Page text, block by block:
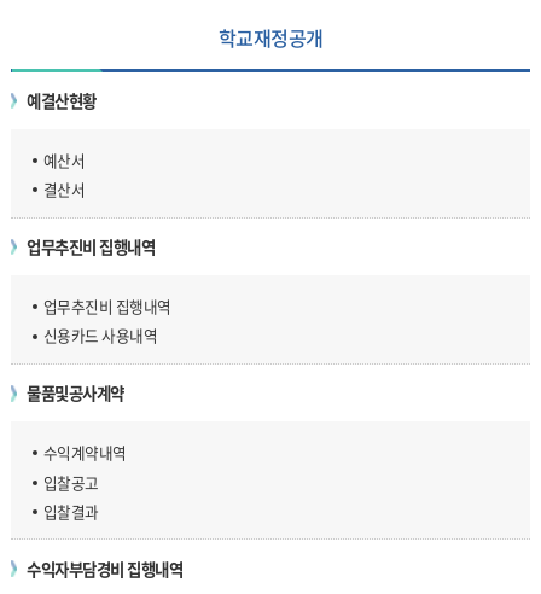
학교재정공개
예결산현황
예산서
결산서
업무추진비 집행내역
업무추진비 집행내역
신용카드 사용내역
물품및공사계약
수익계약내역
입찰공고
입찰결과
수익자부담경비 집행내역